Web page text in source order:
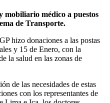
mobiliario médico a puestos
de Transporte.
hizo donaciones a las postas
y 15 de Enero, con la
la salud en las zonas de
de las necesidades de estas
con los representantes de